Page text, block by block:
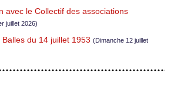
avec le Collectif des associations
juillet 2026)
Balles du 14 juillet 1953 (Dimanche 12 juillet